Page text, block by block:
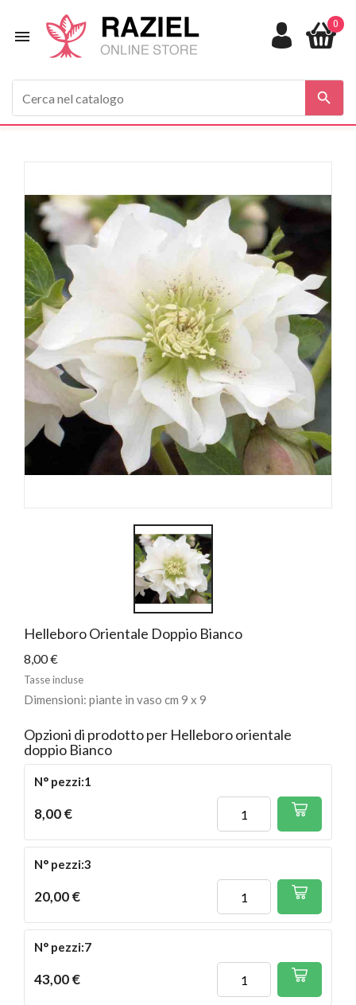

0

Helleboro Orientale Doppio Bianco
8,00 €
Tasse incluse
Dimensioni: piante in vaso cm 9 x 9
Opzioni di prodotto per Helleboro orientale
doppio Bianco
N° pezzi:1
8,00 €
N° pezzi:3
20,00 €
N° pezzi:7
43,00 €